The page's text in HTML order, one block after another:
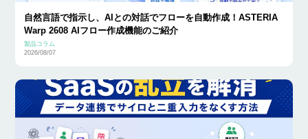
自然言語で指示し、AIとの対話でフローを自動作成！ASTERIA
Warp 2608 AIフロー作成機能のご紹介
製品コラム
2026/08/07